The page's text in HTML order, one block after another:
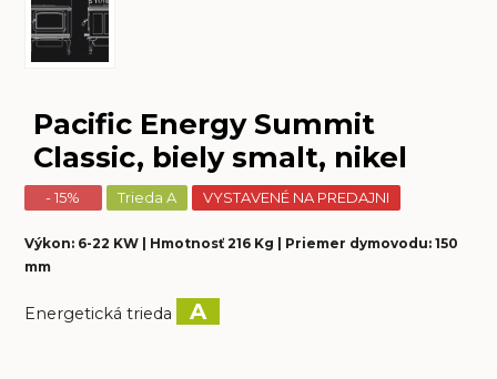
Pacific Energy Summit
Classic, biely smalt, nikel
- 15% Trieda A VYSTAVENÉ NA PREDAJNI
Výkon: 6-22 KW | Hmotnosť 216 Kg | Priemer dymovodu: 150
mm
Energetická trieda A